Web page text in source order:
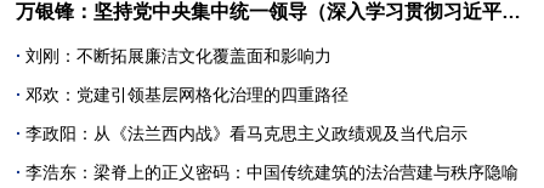
万银锋：坚持党中央集中统一领导（深入学习贯彻习近平党建思想）
· 刘刚：不断拓展廉洁文化覆盖面和影响力
· 邓欢：党建引领基层网格化治理的四重路径
· 李政阳：从《法兰西内战》看马克思主义政绩观及当代启示
· 李浩东：梁脊上的正义密码：中国传统建筑的法治营建与秩序隐喻